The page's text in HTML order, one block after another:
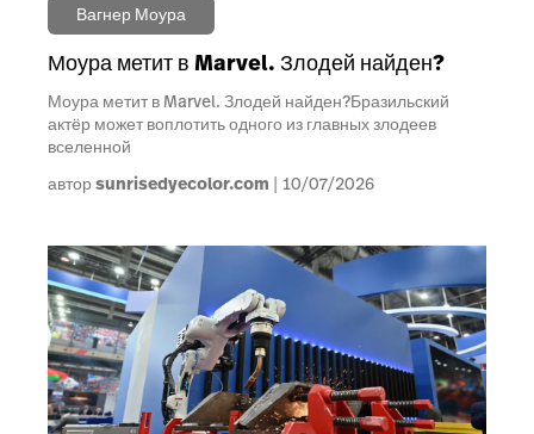
Вагнер Моура
Моура метит в Marvel. Злодей найден?
Моура метит в Marvel. Злодей найден?Бразильский
актёр может воплотить одного из главных злодеев
вселенной
авторsunrisedyecolor.com 10/07/2026